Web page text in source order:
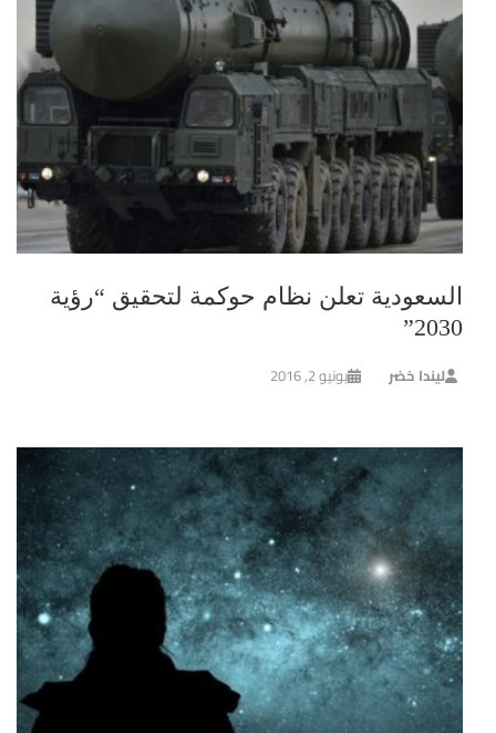
السعودية تعلن نظام حوكمة لتحقيق “رؤية
2030”
ليندا خضر يونيو 2, 2016